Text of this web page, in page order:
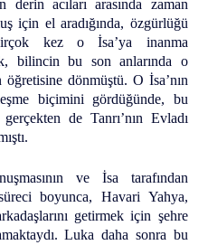
acıları arasında zaman
için el aradığında, özgürlüğü
kez o İsa’ya inanma
bilincin bu son anlarında o
dönmüştü. O İsa’nın
biçimini gördüğünde, bu
de Tanrı’nın Evladı
ve İsa tarafından
boyunca, Havari Yahya,
getirmek için şehre
Luka daha sonra bu